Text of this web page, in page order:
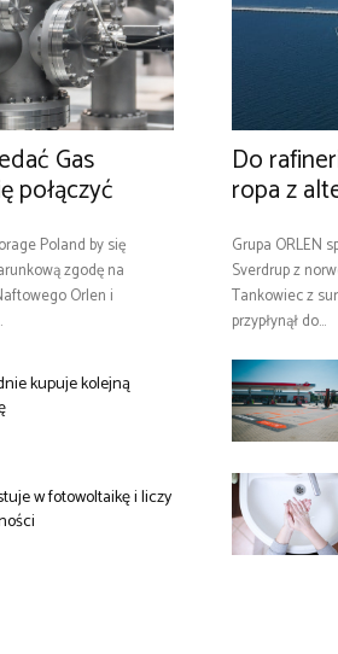
Gas
połączyć
Poland by się
zgodę na
Orlen i
Do
ropa z
Grupa ORLEN
Sverdrup z
Tankowiec z
przypłynął do...
kupuje kolejną
w fotowoltaikę i liczy